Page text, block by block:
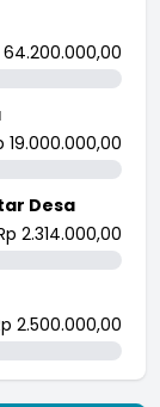
64.200.000,00
19.000.000,00
Desa
2.314.000,00
2.500.000,00